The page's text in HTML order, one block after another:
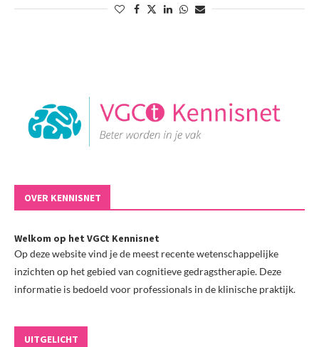
OVER KENNISNET
Welkom op het VGCt Kennisnet
Op deze website vind je de meest recente wetenschappelijke
inzichten op het gebied van cognitieve gedragstherapie. Deze
informatie is bedoeld voor professionals in de klinische praktijk.
UITGELICHT